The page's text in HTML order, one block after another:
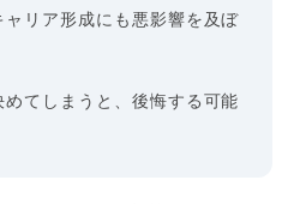
リア形成にも悪影響を及ぼ
てしまうと、後悔する可能